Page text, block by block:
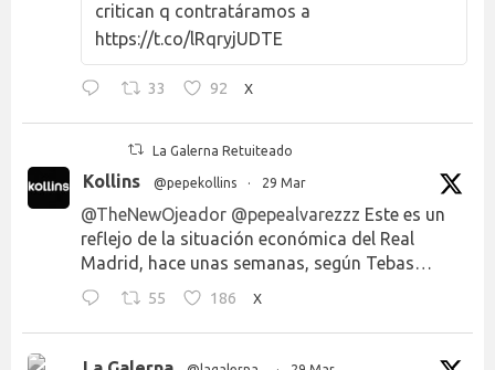
critican q contratáramos a
https://t.co/lRqryjUDTE
33 92 X
La Galerna Retuiteado
Kollins @pepekollins · 29 Mar
@TheNewOjeador @pepealvarezzz Este es un
reflejo de la situación económica del Real
Madrid, hace unas semanas, según Tebas…
55 186 X